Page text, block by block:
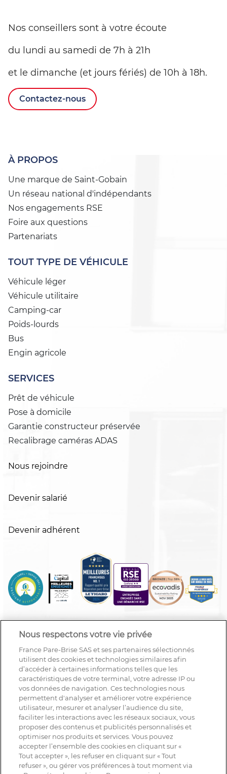
Nos conseillers sont à votre écoute
du lundi au samedi de 7h à 21h
et le dimanche (et jours fériés) de 10h à 18h.
Contactez-nous
À PROPOS
Une marque de Saint-Gobain
Un réseau national d'indépendants
Nos engagements RSE
Foire aux questions
Partenariats
TOUT TYPE DE VÉHICULE
Véhicule léger
Véhicule utilitaire
Camping-car
Poids-lourds
Bus
Engin agricole
SERVICES
Prêt de véhicule
Pose à domicile
Garantie constructeur préservée
Recalibrage caméras ADAS
Nous rejoindre
Devenir salarié
Devenir adhérent
Nous respectons votre vie privée
France Pare-Brise SAS et ses partenaires sélectionnés
utilisent des cookies et technologies similaires afin
d’accéder à certaines informations telles que les
caractéristiques de votre terminal, votre adresse IP ou
vos données de navigation. Ces technologies nous
permettent d'analyser et améliorer votre expérience
utilisateur, mesurer et analyser l’audience du site,
faciliter les interactions avec les réseaux sociaux, vous
proposer des contenus et publicités personnalisés et
optimiser nos produits et services. Vous pouvez
accepter l’ensemble des cookies en cliquant sur «
Tout accepter », les refuser en cliquant sur « Tout
refuser », ou gérer vos préférences à tout moment via